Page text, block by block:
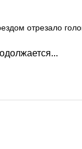
отрезало